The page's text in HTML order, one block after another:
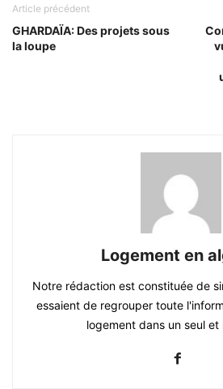
Article précédent
GHARDAÏA: Des projets sous
la loupe
Logement en
Notre rédaction est constituée de
essaient de regrouper toute
logement dans un seul et